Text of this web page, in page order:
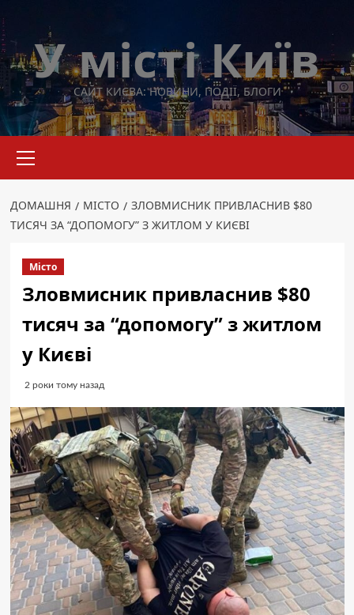
до
вмістуУ місті Київ
САЙТ КИЄВА: НОВИНИ, ПОДІЇ, БЛОГИ
меню
ДОМАШНЯ МІСТО
ЗЛОВМИСНИК ПРИВЛАСНИВ $80
ТИСЯЧ ЗА “ДОПОМОГУ” З ЖИТЛОМ У КИЄВІ
Місто
Зловмисник привласнив $80
тисяч за “допомогу” з житлом
у Києві
2 роки тому назад